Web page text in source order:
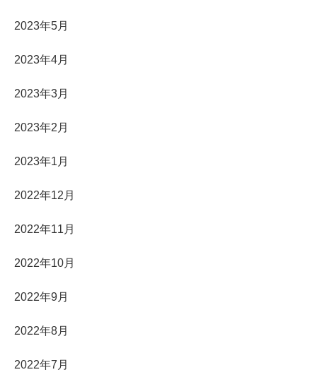
2023年5月
2023年4月
2023年3月
2023年2月
2023年1月
2022年12月
2022年11月
2022年10月
2022年9月
2022年8月
2022年7月